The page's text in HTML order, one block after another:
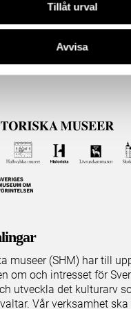
Tillåt urval
Avvisa
museer (SHM) har till
om och intresset för
utveckla det kulturarv
Vår verksamhet ska